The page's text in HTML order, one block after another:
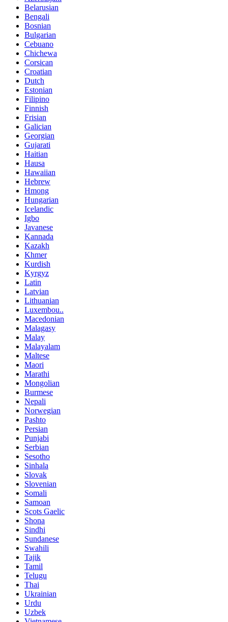
Belarusian
Bengali
Bosnian
Bulgarian
Cebuano
Chichewa
Corsican
Croatian
Dutch
Estonian
Filipino
Finnish
Frisian
Galician
Georgian
Gujarati
Haitian
Hausa
Hawaiian
Hebrew
Hmong
Hungarian
Icelandic
Igbo
Javanese
Kannada
Kazakh
Khmer
Kurdish
Kyrgyz
Latin
Latvian
Lithuanian
Luxembou..
Macedonian
Malagasy
Malay
Malayalam
Maltese
Maori
Marathi
Mongolian
Burmese
Nepali
Norwegian
Pashto
Persian
Punjabi
Serbian
Sesotho
Sinhala
Slovak
Slovenian
Somali
Samoan
Scots Gaelic
Shona
Sindhi
Sundanese
Swahili
Tajik
Tamil
Telugu
Thai
Ukrainian
Urdu
Uzbek